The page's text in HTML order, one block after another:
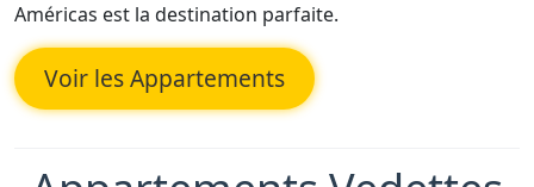
Américas est la destination parfaite.
Voir les Appartements